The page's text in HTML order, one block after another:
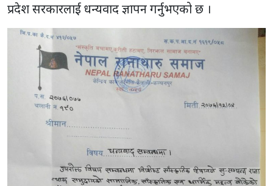
प्रदेश सरकारलाई धन्यवाद ज्ञापन गर्नुभएको छ ।